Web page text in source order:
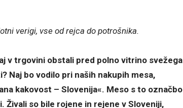
verigi, vse od rejca do potrošnika.
v trgovini obstali pred polno vitrino svežega
Naj bo vodilo pri naših nakupih mesa,
kakovost – Slovenija«. Meso s to označbo
so bile rojene in rejene v Sloveniji,